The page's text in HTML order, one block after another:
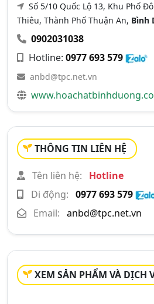
Số 5/10 Quốc Lộ 13, Khu Phố
Thiêu, Thành Phố Thuận An, Bình
0902031038
Hotline: 0977 693 579
anbd@tpc.net.vn
THÔNG TIN LIÊN HỆ
Tên liên hệ:
Hotline
Di động: 0977 693 579
Email: anbd@tpc.net.vn
XEM SẢN PHẨM VÀ DỊCH